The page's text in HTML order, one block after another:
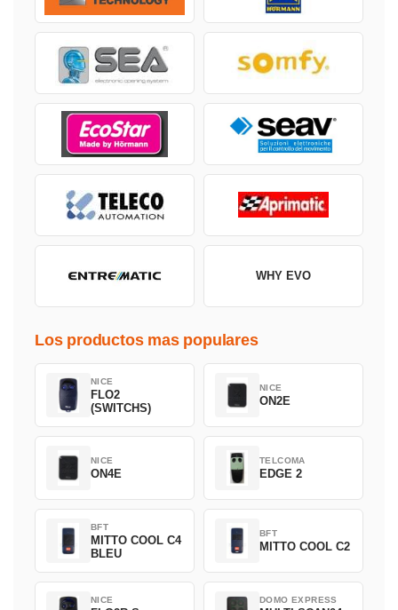
WHY EVO
Los productos mas populares
NICE
FLO2
(SWITCHS)
NICE
ON2E
NICE
ON4E
TELCOMA
EDGE 2
BFT
MITTO COOL C4
BLEU
BFT
MITTO COOL C2
NICE DOMO EXPRESS